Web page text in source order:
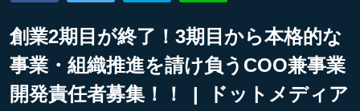
創業2期目が終了！3期目から本格的な
事業・組織推進を請け負うCOO兼事業
開発責任者募集！！ | ドットメディア